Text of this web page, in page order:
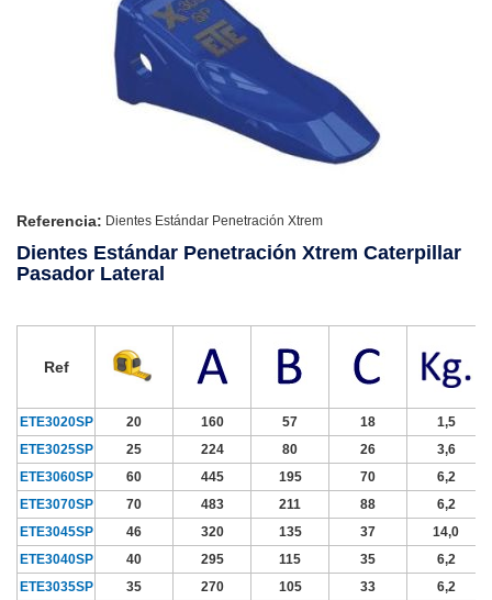
Referencia: Dientes Estándar Penetración Xtrem
Dientes Estándar Penetración Xtrem Caterpillar
Pasador Lateral
Ref
ETE3020SP 20 160 57 18
1,5
ETE3025SP
25 224 80 26
3,6
ETE3060SP
60 445 195 70
6,2
ETE3070SP
70 483 211 88
6,2
ETE3045SP
46 320 135 37
14,0
ETE3040SP
40 295 115 35
6,2
ETE3035SP
35 270 105 33
6,2